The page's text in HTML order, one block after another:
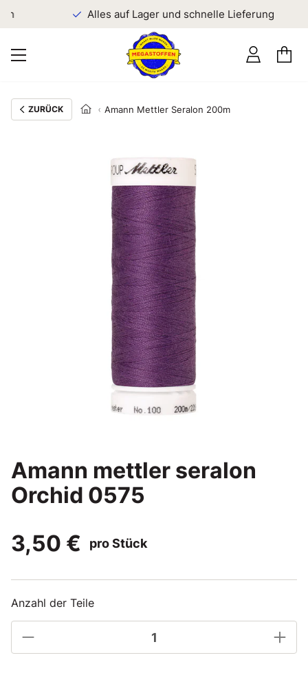
Alles auf Lager und schnelle Lieferung
ZURÜCK Amann Mettler Seralon 200m
Amann mettler seralon
Orchid 0575
3,50 €
pro Stück
Anzahl der Teile